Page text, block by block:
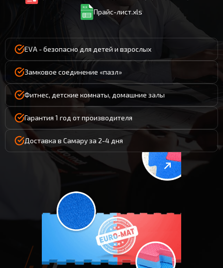
Прайс-лист.xls
EVA - безопасно для детей и взрослых
Замковое соединение «пазл»
Фитнес, детские комнаты, домашние залы
Гарантия 1 год от производителя
Доставка в Самару за 2-4 дня